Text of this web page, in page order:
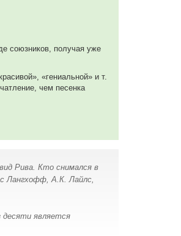
союзников, получая уже
«гениальной» и т.
чем песенка
Рива. Кто снимался в
Лангхофф, А.К. Лайлс,
десяти является